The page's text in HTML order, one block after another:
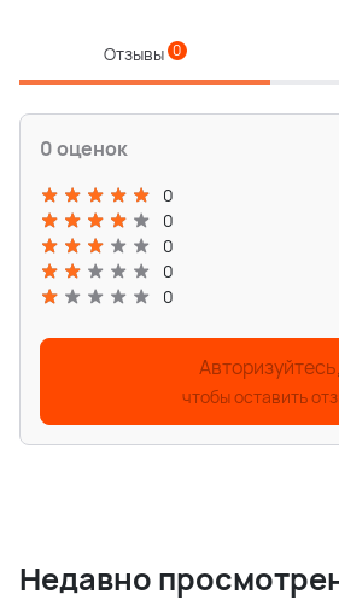
Отзывы 0
0 оценок
0
0
0
0
0
Авторизуйтесь,
чтобы оставить
Недавно